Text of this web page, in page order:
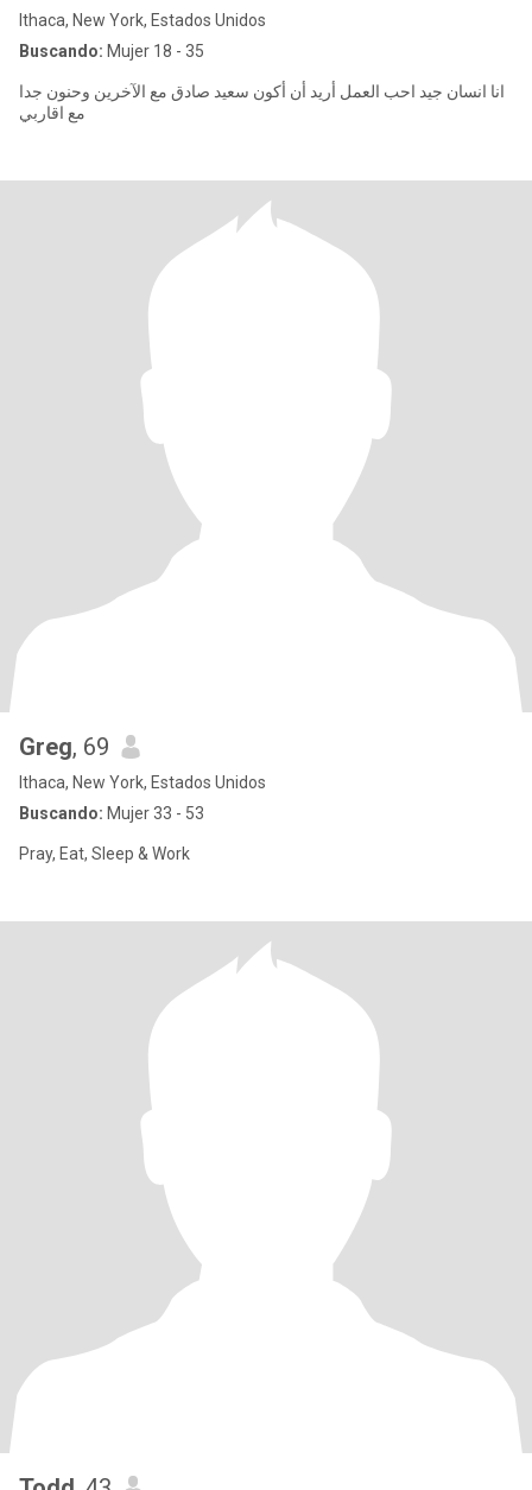
Ithaca, New York, Estados Unidos
Buscando: Mujer 18 - 35
انا انسان جيد احب العمل أريد أن أكون سعيد صادق مع الآخرين وحنون جدا
مع اقاربي
Greg, 69
Ithaca, New York, Estados Unidos
Buscando: Mujer 33 - 53
Pray, Eat, Sleep & Work